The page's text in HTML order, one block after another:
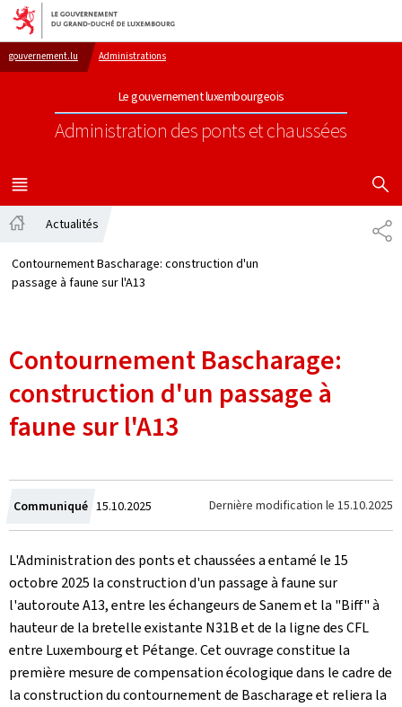
Aller au menu principal
Aller au contenu
gouvernement.lu Administrations
Le gouvernement luxembourgeois
Administration des ponts et chaussées
MENU
PRINCIPAL
Actualités
Contournement Bascharage: construction d'un
passage à faune sur l'A13
Contournement Bascharage:
construction d'un passage à
faune sur l'A13
Communiqué Crée
le
15.10.2025 Dernière modification le 15.10.2025
L'Administration des ponts et chaussées a entamé le 15
octobre 2025 la construction d'un passage à faune sur
l'autoroute A13, entre les échangeurs de Sanem et la "Biff" à
hauteur de la bretelle existante N31B et de la ligne des CFL
entre Luxembourg et Pétange. Cet ouvrage constitue la
première mesure de compensation écologique dans le cadre de
la construction du contournement de Bascharage et reliera la